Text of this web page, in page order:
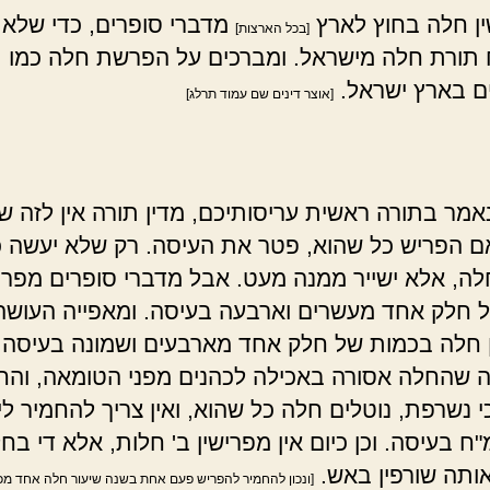
חלה בחוץ לארץ [בכל הארצות] מדברי סופרים, כדי שלא
חלה מישראל. ומברכים על הפרשת חלה כמו
בארץ ישראל.
[אוצר דינים שם עמוד תרלג]
בתורה ראשית עריסותיכם, מדין תורה אין לזה
אם הפריש כל שהוא, פטר את העיסה. רק שלא יעשה
אלא ישייר ממנה מעט. אבל מדברי סופרים
חלק אחד מעשרים וארבעה בעיסה. ומאפייה
חלה בכמות של חלק אחד מארבעים ושמונה
שהחלה אסורה באכילה לכהנים מפני הטומאה,
נשרפת, נוטלים חלה כל שהוא, ואין צריך להחמיר
בעיסה. וכן כיום אין מפרישין ב' חלות, אלא די
שורפין באש.
[ונכון להחמיר להפריש פעם אחת בשנה שיעור חלה אחד